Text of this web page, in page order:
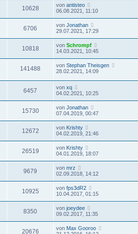
10628 von antisteo
06.08.2021, 11:10
6706 von Jonathan
29.07.2021, 17:29
10818 von Schrompf
14.03.2021, 10:45
141488 von Stephan Theisgen
28.02.2021, 14:09
6457 von xq
04.02.2021, 10:25
15730 von Jonathan
07.04.2019, 00:47
12672 von Krishty
04.02.2019, 21:46
26519 von Krishty
04.01.2019, 18:07
9679 von mrz
02.09.2018, 14:12
10925 von fps3dR2
10.04.2017, 01:15
8350 von joeydee
09.02.2017, 11:35
20676 von Max Gooroo